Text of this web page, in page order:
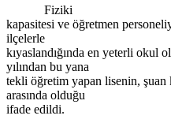
Fiziki
kapasitesi ve öğretmen
ilçelerle
kıyaslandığında en yeterli okul
yılından bu yana
tekli öğretim yapan lisenin, şuan
arasında olduğu
ifade edildi.